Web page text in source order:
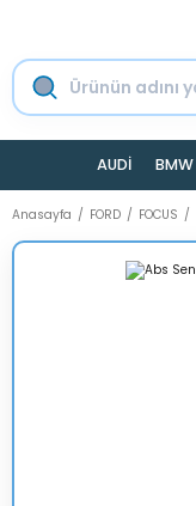
AUDİ BMW
Anasayfa FORD FOCUS